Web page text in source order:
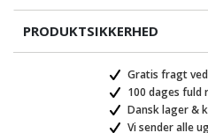
PRODUKTSIKKERHED
Gratis fragt
100 dages fuld
Dansk lager &
Vi sender alle